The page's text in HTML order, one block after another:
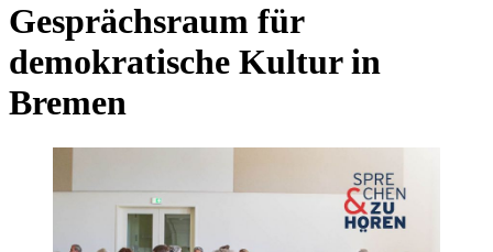
Gesprächsraum für
demokratische Kultur in
Bremen